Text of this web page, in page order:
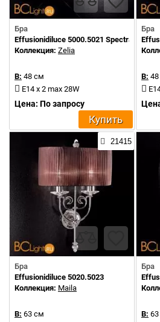
Бра
Effusionidiluce 5000.5021 Spectra
Коллекция: Zelia
В: 48 см
E14 x 2 max 28W
Цена: По запросу
Купить
Бра
В:
21415
Бра
Effusionidiluce 5020.5023
Коллекция: Maila
В: 63 см
Бра
В: